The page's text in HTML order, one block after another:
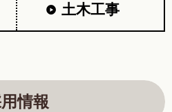
土木工事
情報